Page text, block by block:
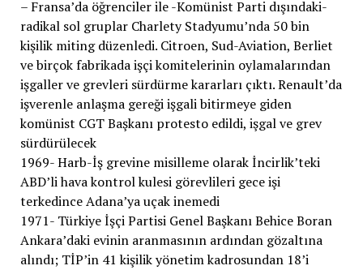
– Fransa’da öğrenciler ile -Komünist Parti dışındaki-
radikal sol gruplar Charlety Stadyumu’nda 50 bin
kişilik miting düzenledi. Citroen, Sud-Aviation, Berliet
ve birçok fabrikada işçi komitelerinin oylamalarından
işgaller ve grevleri sürdürme kararları çıktı. Renault’da
işverenle anlaşma gereği işgali bitirmeye giden
komünist CGT Başkanı protesto edildi, işgal ve grev
sürdürülecek
1969- Harb-İş grevine misilleme olarak İncirlik’teki
ABD’li hava kontrol kulesi görevlileri gece işi
terkedince Adana’ya uçak inemedi
1971- Türkiye İşçi Partisi Genel Başkanı Behice Boran
Ankara’daki evinin aranmasının ardından gözaltına
alındı; TİP’in 41 kişilik yönetim kadrosundan 18’i